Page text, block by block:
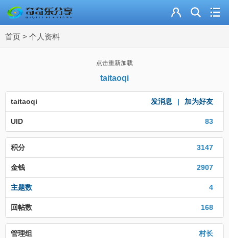
首页 > 个人资料
点击重新加载
taitaoqi
发消息 | 加为好友
taitaoqi
83
UID
3147
积分
2907
金钱
4
主题数
168
回帖数
村长
管理组
资源合集
站内导读
加入频道